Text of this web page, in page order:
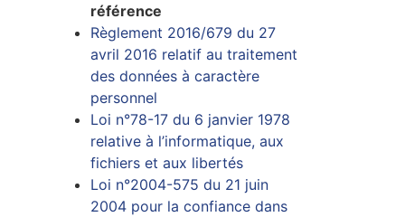
référence
Règlement 2016/679 du 27
avril 2016 relatif au traitement
des données à caractère
personnel
Loi n°78-17 du 6 janvier 1978
relative à l’informatique, aux
fichiers et aux libertés
Loi n°2004-575 du 21 juin
2004 pour la confiance dans